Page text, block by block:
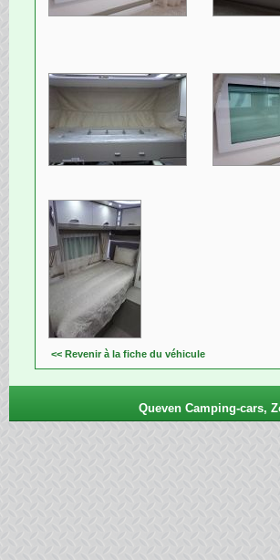
<< Revenir à la fiche du véhicule
Queven Camping-cars,